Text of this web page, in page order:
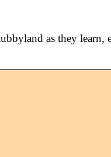
as they